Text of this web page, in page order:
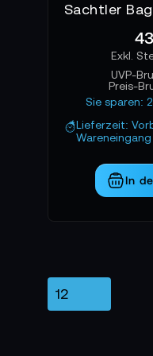
UVP-
Preis-
Sie sparen:
Lieferzeit:
In